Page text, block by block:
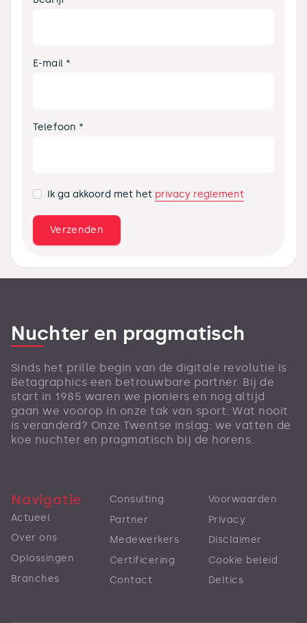
E-mail *
Telefoon *
Ik ga akkoord met het privacy reglement
Nuchter en pragmatisch
Sinds het prille begin van de digitale revolutie is
Betagraphics een betrouwbare partner. Bij de
start in 1985 waren we pioniers en nog altijd
gaan we voorop in onze tak van sport. Wat nooit
is veranderd? Onze Twentse inslag: we vatten de
koe nuchter en pragmatisch bij de horens.
Navigatie
Actueel
Over ons
Oplossingen
Branches
Consulting
Partner
Medewerkers
Certificering
Contact
Voorwaarden
Privacy
Disclaimer
Cookie beleid
Deltics